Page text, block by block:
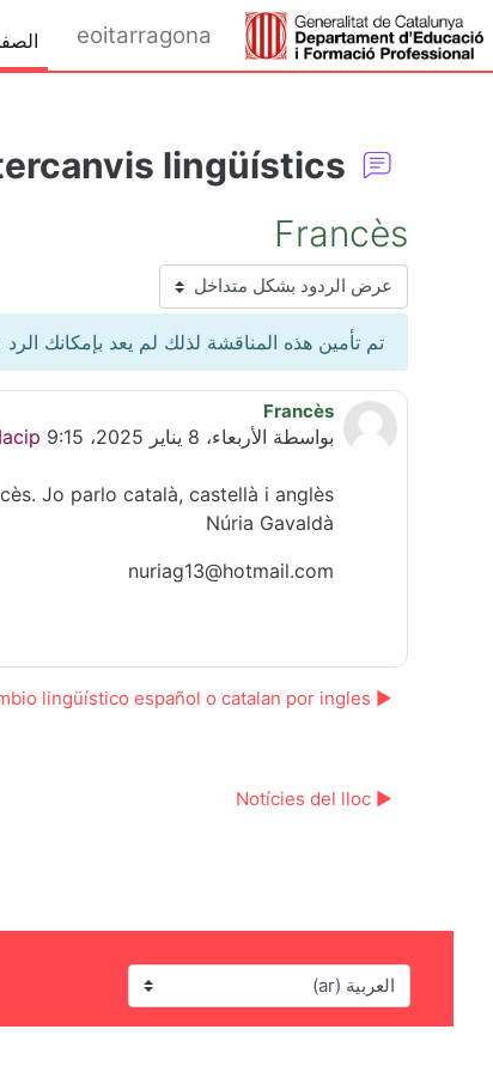
تخطى إلى المحتوى الرئيسي
eoitarragona
lingüístics
Francès
نمط العرض
تم تأمين هذه المناقشة لذلك لم يعد بإمكانك الرد
Francès
بواسطة الأربعاء، 8 يناير 2025، 9:15 PM
عدد الردود: 0
Jo parlo català, castellà i anglès.
Núria Gavaldà
nuriag13@hotmail.com
▶︎ Intercambio lingüístico español o catalan por ingles
▶︎ Notícies del lloc
اللغة